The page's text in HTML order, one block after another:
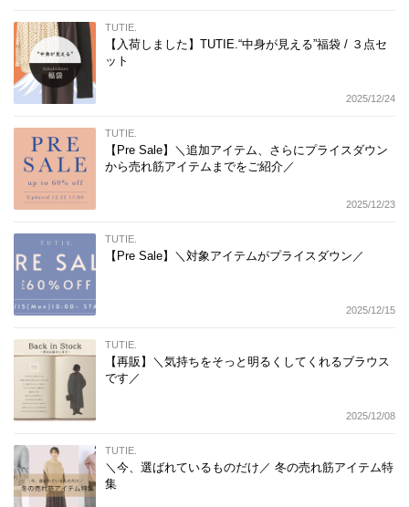
TUTIE.
【入荷しました】TUTIE.“中身が見える”福袋 / ３点セ
ット
2025/12/24
TUTIE.
【Pre Sale】＼追加アイテム、さらにプライスダウン
から売れ筋アイテムまでをご紹介／
2025/12/23
TUTIE.
【Pre Sale】＼対象アイテムがプライスダウン／
2025/12/15
TUTIE.
【再販】＼気持ちをそっと明るくしてくれるブラウス
です／
2025/12/08
TUTIE.
＼今、選ばれているものだけ／ 冬の売れ筋アイテム特
集